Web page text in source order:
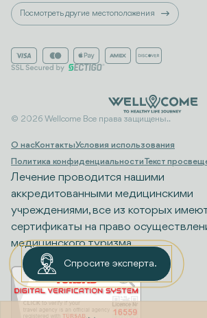
Посмотреть другие местоположения
© 2026 Wellcome Все права защищены..
О насКонтактыУсловия использования
Политика конфиденциальностиТекст
Лечение проводится нашими
аккредитованными медицинскими
учреждениями, все из которых
сертификаты на право
медицинского туризма.
Спросите эксперта.